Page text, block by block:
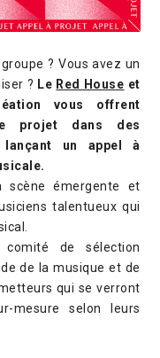
? Vous avez un
? Le Red House et
vous offrent
projet dans des
lançant un appel à
émergente et
talentueux qui
de sélection
de la musique et de
qui se verront
mesure selon leurs